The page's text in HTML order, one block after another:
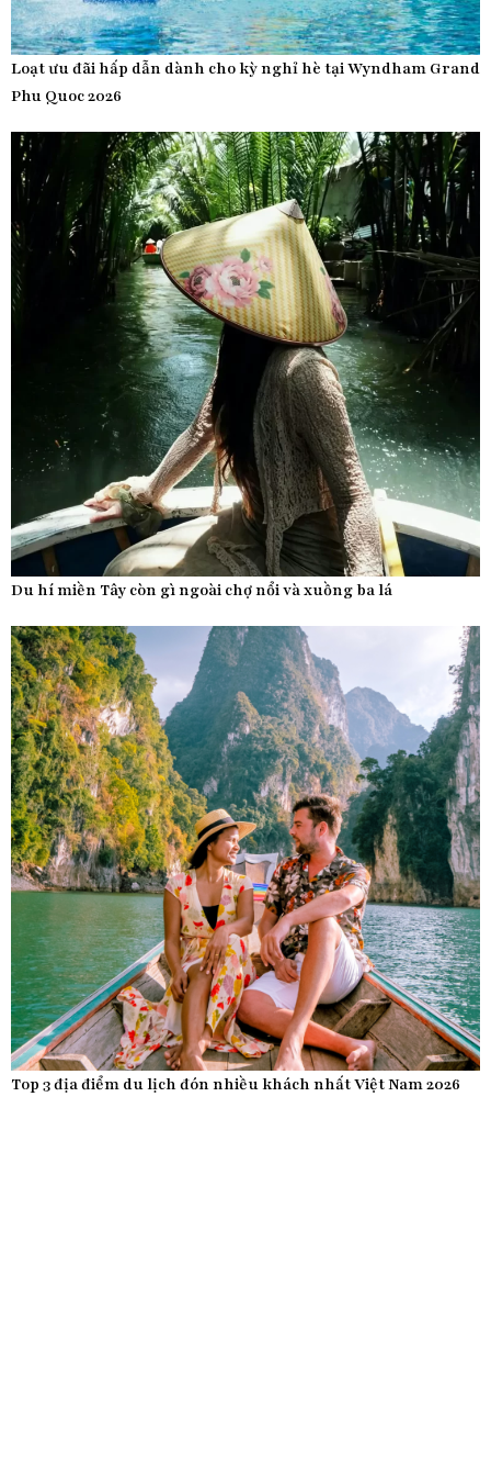
Loạt ưu đãi hấp dẫn dành cho kỳ nghỉ hè tại Wyndham Grand
Phu Quoc 2026
Du hí miền Tây còn gì ngoài chợ nổi và xuồng ba lá
Top 3 địa điểm du lịch đón nhiều khách nhất Việt Nam 2026